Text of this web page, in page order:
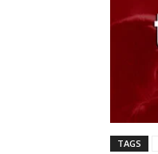
TAGS